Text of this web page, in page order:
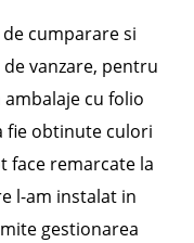
cumparare si
vanzare, pentru
cu folio
fie obtinute culori
face remarcate la
l-am instalat in
gestionarea